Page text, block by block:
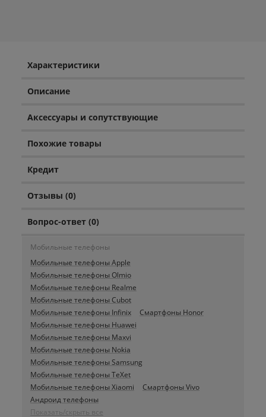
Характеристики
Описание
Аксессуары и сопутствующие
Похожие товары
Кредит
Отзывы (0)
Вопрос-ответ (0)
Мобильные телефоны
Мобильные телефоны Apple
Мобильные телефоны Olmio
Мобильные телефоны Realme
Мобильные телефоны Cubot
Мобильные телефоны Infinix
Смартфоны Honor
Мобильные телефоны Huawei
Мобильные телефоны Maxvi
Мобильные телефоны Nokia
Мобильные телефоны Samsung
Мобильные телефоны TeXet
Мобильные телефоны Xiaomi
Смартфоны Vivo
Андроид телефоны
Показать/скрыть все